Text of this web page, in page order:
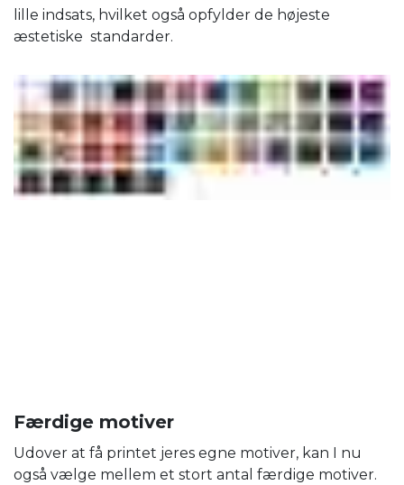
lille indsats, hvilket også opfylder de højeste
æstetiske standarder.
Færdige motiver
Udover at få printet jeres egne motiver, kan I nu
også vælge mellem et stort antal færdige motiver.